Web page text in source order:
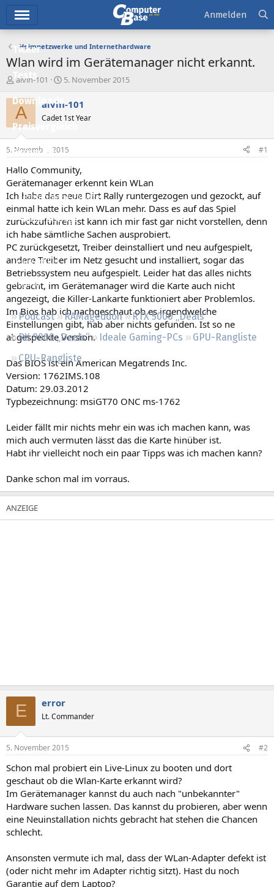
Ticker
Tests
Downloads
Preisvergleich
Forum
Aktuelles
Empfohlene Inhalte
Neue Beiträge
Neueste Aktivitäten
Leserartikel
Regeln
Podcast RAMageddon
RTX 5000 „Deals“
RX 9000 „Deals“
Ideale Gaming-PCs
GPU-Rangliste
CPU-Rangliste
Anmelden
Heimnetzwerke und Internethardware
Wlan wird im Gerätemanager nicht erkannt.
E
s
t
e
l
e
r
alvin-101
E
s
e
l
t
a
5. November 2015
A alvin-101
Cadet 1st Year
5. November 2015 #1
Hallo Community,
Gerätemanager erkennt kein WLan
Ich habe das neue Dirt Rally runtergezogen und gezockt, auf
einmal hatte ich kein WLan mehr. Dass es auf das Spiel
zurückzuführen ist kann ich mir fast gar nicht vorstellen, denn
ich habe sämtliche Sachen ausprobiert.
PC zurückgesetzt, Treiber deinstalliert und neu aufgespielt,
andere Treiber im Netz gesucht und installiert, sogar das
Betriebssystem neu aufgespielt. Leider hat das alles nichts
gebracht, im Gerätemanager wird die Karte auch nicht
angezeigt, die Killer-Lankarte funktioniert aber Problemlos.
Im Bios hab ich nachgeschaut ob es irgendwelche
Einstellungen gibt, hab aber nichts gefunden. Ist so ne
abgespeckte Version.
Das BIOS ist ein American Megatrends Inc.
Version: 1762IMS.108
Datum: 29.03.2012
Typbezeichnung: msiGT70 ONC ms-1762
Leider fällt mir nichts mehr ein was ich machen kann, was
mich auch vermuten lässt das die Karte hinüber ist.
Habt ihr vielleicht noch ein paar Tipps was ich machen kann?
Danke schon mal im vorraus.
E error
Lt. Commander
5. November 2015 #2
Schon mal probiert ein Live-Linux zu booten und dort
geschaut ob die Wlan-Karte erkannt wird?
Im Gerätemanager kannst du auch nach "unbekannter"
Hardware suchen lassen. Das kannst du probieren, aber wenn
eine Neuinstallation nichts gebracht hat stehen die Chancen
schlecht.
Ansonsten vermute ich mal, dass der WLan-Adapter defekt ist
(oder nicht mehr im Adapter richtig sitzt). Hast du noch
Garantie auf dem Laptop?